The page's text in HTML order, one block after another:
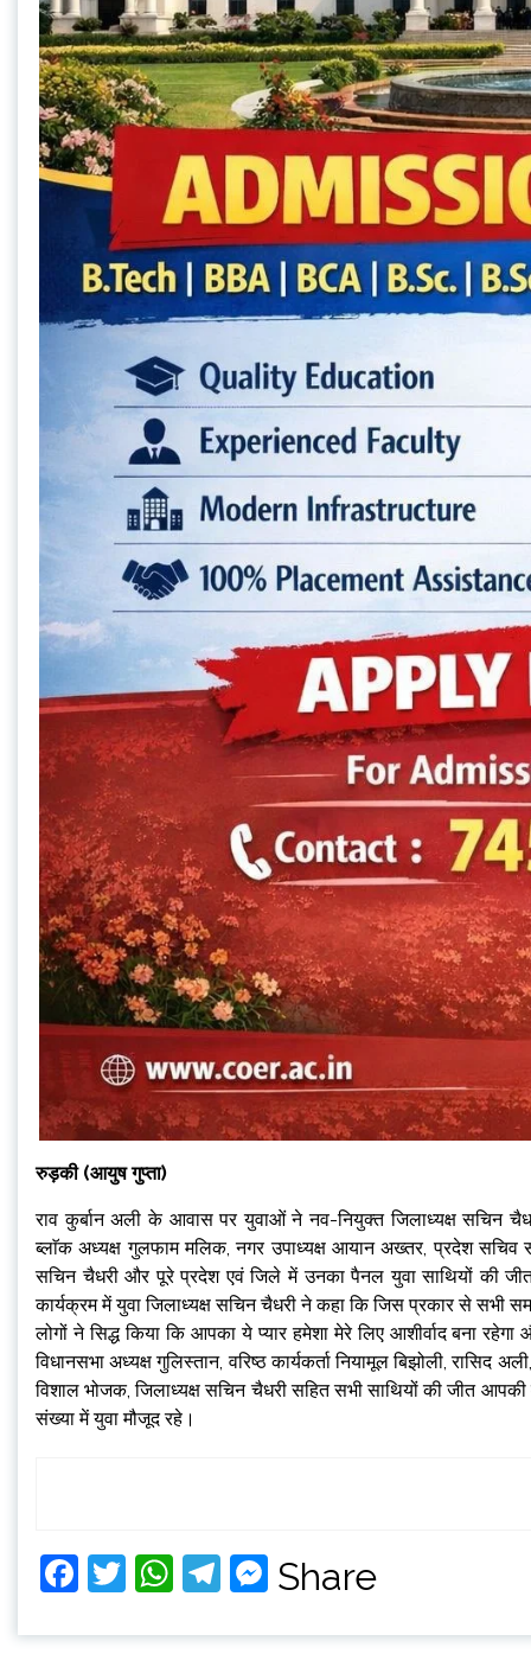
रुड़की (आयुष गुप्ता)
राव कुर्बान अली के आवास पर युवाओं ने नव-नियुक्त जिलाध्यक्ष सचिन
ब्लाॅक अध्यक्ष गुलफाम मलिक, नगर उपाध्यक्ष आयान अख्तर, प्रदेश सचिव
सचिन चैधरी और पूरे प्रदेश एवं जिले में उनका पैनल युवा साथियों की
कार्यक्रम में युवा जिलाध्यक्ष सचिन चैधरी ने कहा कि जिस प्रकार से सभी
लोगों ने सिद्ध किया कि आपका ये प्यार हमेशा मेरे लिए आशीर्वाद बना
विधानसभा अध्यक्ष गुलिस्तान, वरिष्ठ कार्यकर्ता नियामूल बिझोली,
विशाल भोजक, जिलाध्यक्ष सचिन चैधरी सहित सभी साथियों की जीत
संख्या में युवा मौजूद रहे।
Facebook
Twitter
WhatsApp
Telegram
Messenger
Share